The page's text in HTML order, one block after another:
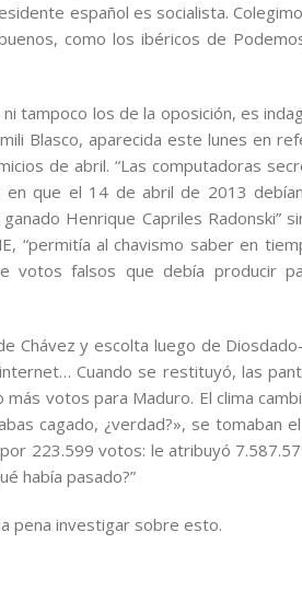
español es socialista.
como los ibéricos de
tampoco los de la oposición, es
Blasco, aparecida este lunes en
de abril. “Las computadoras
en que el 14 de abril de 2013
Henrique Capriles Radonski”
“permitía al chavismo saber en
votos falsos que debía producir
Chávez y escolta luego de
Cuando se restituyó, las
votos para Maduro. El clima
cagado, ¿verdad?», se tomaban
223.599 votos: le atribuyó
había pasado?”
pena investigar sobre esto.